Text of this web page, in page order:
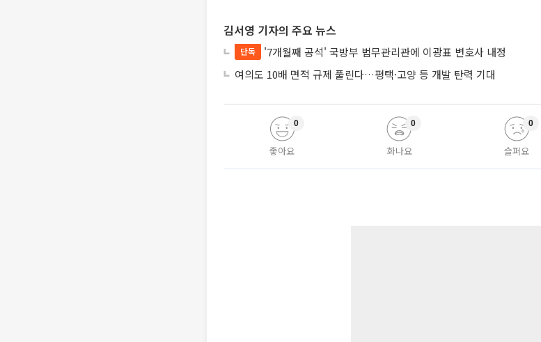
김서영 기자의 주요 뉴스
단독
'7개월째 공석' 국방부 법무관리관에 이광표 변호사 내정
여의도 10배 면적 규제 풀린다…평택·고양 등 개발 탄력 기대
좋아요
0
화나요
0
슬퍼요
0